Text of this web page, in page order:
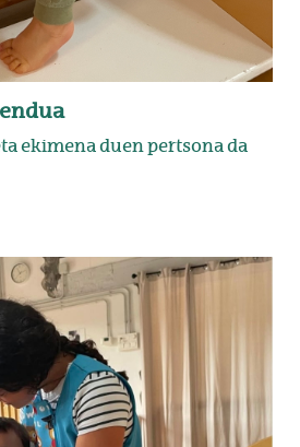
ekimena duen pertsona da